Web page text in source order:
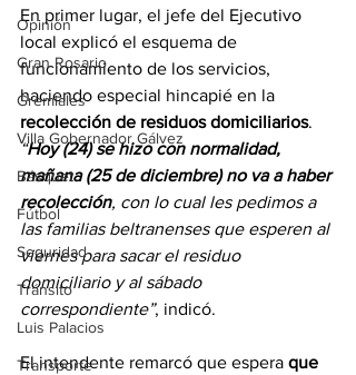
Opinión
Gran Rosario
Gremiales
Villa Gobernador Gálvez
Básquet
Fútbol
Seguridad
Tránsito
Luis Palacios
Transporte
En primer lugar, el jefe del Ejecutivo
local explicó el esquema de
funcionamiento de los servicios,
haciendo especial hincapié en la
recolección de residuos domiciliarios.
“Hoy (24) se hizo con normalidad,
mañana (25 de diciembre) no va a haber
recolección, con lo cual les pedimos a
las familias beltranenses que esperen al
viernes para sacar el residuo
domiciliario y al sábado
correspondiente”, indicó.
El intendente remarcó que espera que